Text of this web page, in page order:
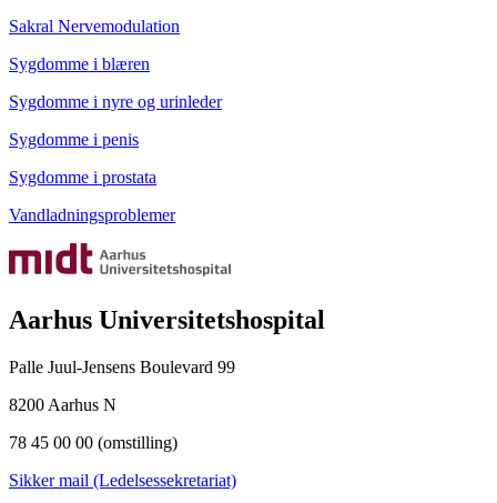
Sakral Nervemodulation
Sygdomme i blæren
Sygdomme i nyre og urinleder
Sygdomme i penis
Sygdomme i prostata
Vandladningsproblemer
Aarhus Universitetshospital
Palle Juul-Jensens Boulevard 99
8200 Aarhus N
78 45 00 00 (omstilling)
Sikker mail (Ledelsessekretariat)